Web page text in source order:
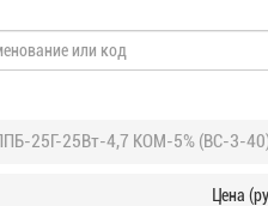
25Г-25Вт-4,7 КОМ-5% (ВС-3-
Цена